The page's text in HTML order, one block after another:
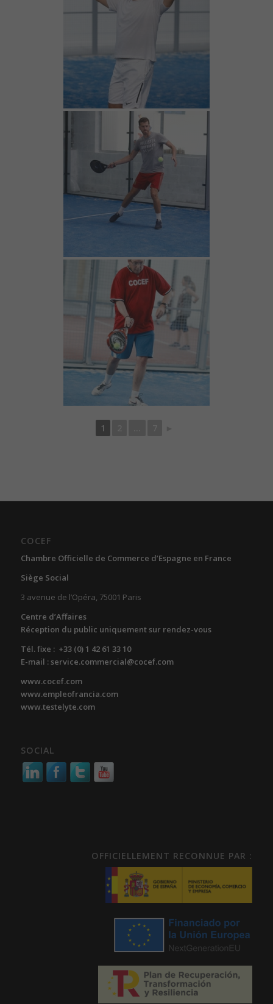
1
COCEF
Chambre Officielle de Commerce d’Espagne en France
Siège Social
3 avenue de l’Opéra, 75001 Paris
Centre d’Affaires
Réception du public uniquement sur rendez-vous
Tél. fixe : +33 (0) 1 42 61 33 10
E-mail : service.commercial@cocef.com
www.cocef.com
www.empleofrancia.com
www.testelyte.com
SOCIAL
OFFICIELLEMENT RECONNUE PAR :